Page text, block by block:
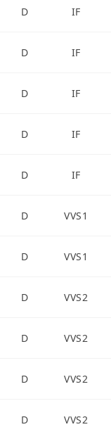
D IF
D IF
D IF
D IF
D IF
D VVS1
D VVS1
D VVS2
D VVS2
D VVS2
D VVS2